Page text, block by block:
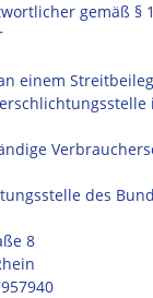
gemäß §
einem
des
8